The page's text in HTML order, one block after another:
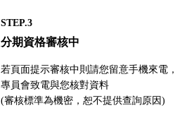
STEP.3
分期資格審核中
若頁面提示審核中則請您留意手機來電，
專員會致電與您核對資料
(審核標準為機密，恕不提供查詢原因)